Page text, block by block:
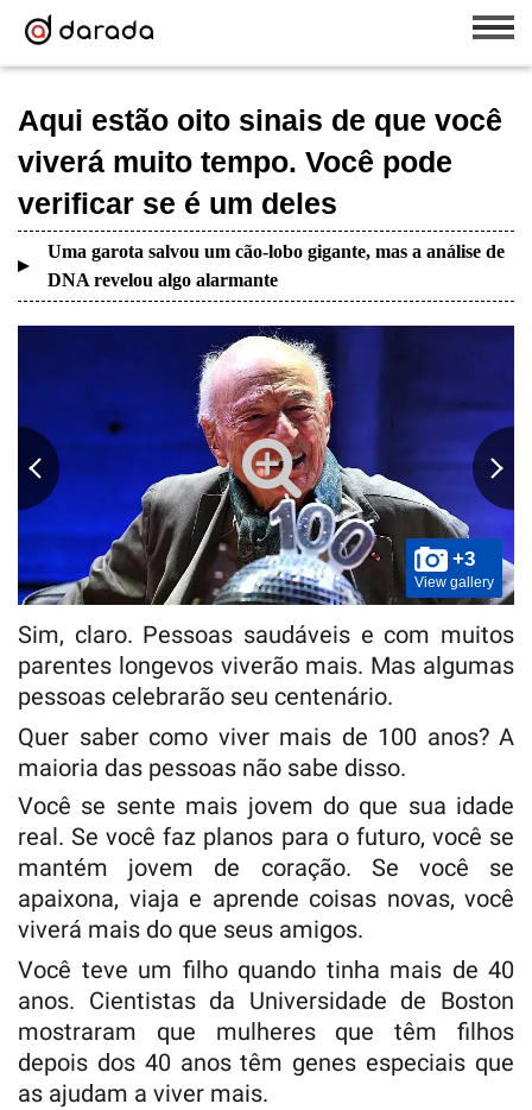
Aqui estão oito sinais de que você
viverá muito tempo. Você pode
verificar se é um deles
Uma garota salvou um cão-lobo gigante, mas a análise de
DNA revelou algo alarmante
+3
View gallery
Sim, claro. Pessoas saudáveis ​​e com muitos
parentes longevos viverão mais. Mas algumas
pessoas celebrarão seu centenário.
Quer saber como viver mais de 100 anos? A
maioria das pessoas não sabe disso.
Você se sente mais jovem do que sua idade
real. Se você faz planos para o futuro, você se
mantém jovem de coração. Se você se
apaixona, viaja e aprende coisas novas, você
viverá mais do que seus amigos.
Você teve um filho quando tinha mais de 40
anos. Cientistas da Universidade de Boston
mostraram que mulheres que têm filhos
depois dos 40 anos têm genes especiais que
as ajudam a viver mais.